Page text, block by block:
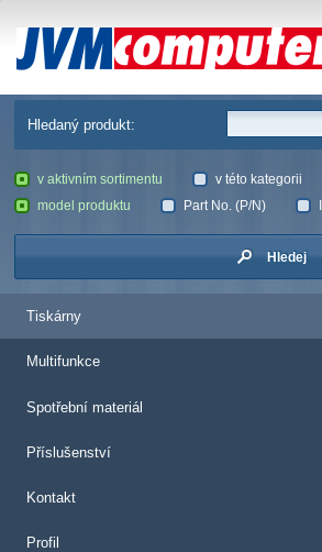
JVM Computers
Hledaný produkt:
v aktivním sortimentu
v této kategorii
model produktu
Part No. (P/N)
Hledej
Tiskárny
Multifunkce
Spotřební materiál
Příslušenství
Kontakt
Profil